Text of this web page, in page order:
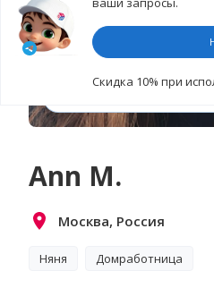
Cкидка 10% при
Ann M.
Москва, Россия
Няня Домработница